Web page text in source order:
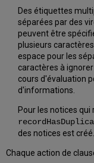
Des étiquettes
séparées par des
peuvent être
plusieurs
espace pour les
caractères à
cours d'évaluation
d'informations.
Pour les notices
des notices est créé.
Chaque action de